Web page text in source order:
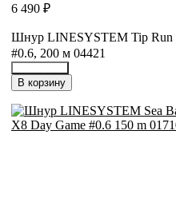
6 490 ₽
Шнур LINESYSTEM Tip Run
#0.6, 200 м 04421
19840798
В корзину